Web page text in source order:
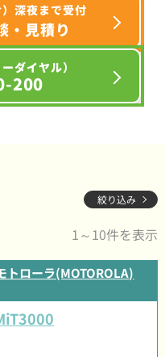
深夜まで受付
・見積り
ダイヤル）
200
絞り込み
1～10件を表示
トローラ(MOTOROLA)